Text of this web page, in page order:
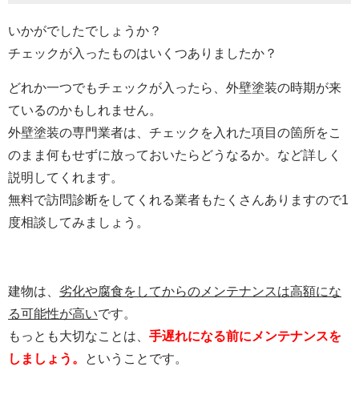
いかがでしたでしょうか？
チェックが入ったものはいくつありましたか？
どれか一つでもチェックが入ったら、外壁塗装の時期が来
ているのかもしれません。
外壁塗装の専門業者は、チェックを入れた項目の箇所をこ
のまま何もせずに放っておいたらどうなるか。など詳しく
説明してくれます。
無料で訪問診断をしてくれる業者もたくさんありますので1
度相談してみましょう。
建物は、 劣化や腐食をしてからのメンテナンスは高額にな
る可能性が高いです。
もっとも大切なことは、 手遅れになる前にメンテナンスを
しましょう。
ということです。